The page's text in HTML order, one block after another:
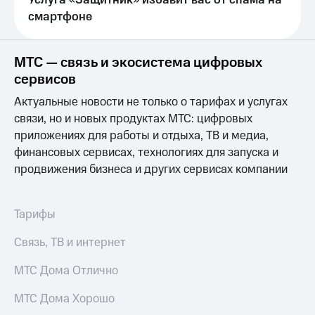
и не
только
Финансы
Детям
и родителям
Здоровье
и фитнес
Приложения
КИОН
Музыка
Live
Мой
МТС
Все
Инвестиции
Получайте
доход
полисов
Скидка 30%
смартфоне
МТС — связь и экосистема цифровых
сервисов
Актуальные новости не только о тарифах и услугах
связи, но и новых продуктах МТС: цифровых
приложениях для работы и отдыха, ТВ и медиа,
финансовых сервисах, технологиях для запуска и
продвижения бизнеса и других сервисах компании
Тарифы
Связь, ТВ и интернет
МТС Дома Отлично
МТС Дома Хорошо